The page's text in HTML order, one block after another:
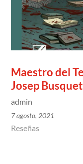
Maestro del
Josep Busquet
admin
7 agosto, 2021
Reseñas